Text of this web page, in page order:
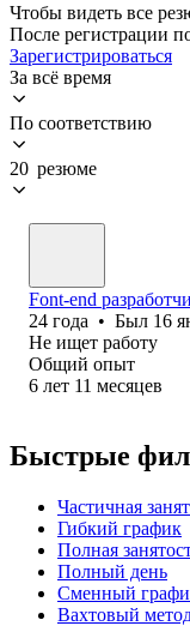
Чтобы видеть все
После регистрации
Зарегистрироваться
За всё время
По соответствию
20 резюме
Font-end
24 года • Был 16
Не ищет работу
Общий опыт
6 лет 11 месяцев
Быстрые
Частичная
Гибкий график
Полная
Полный день
Сменный
Вахтовый